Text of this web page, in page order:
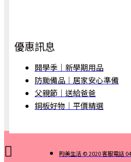
優惠訊息
開學季｜新學期用品
防颱備品｜居家安心準備
父親節｜送給爸爸
銅板好物｜平價精選
昀美生活 © 2020 客服電話